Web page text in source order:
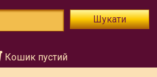
Шукати
Кошик пустий